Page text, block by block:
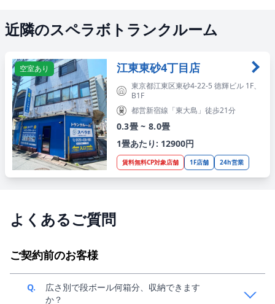
近隣のスペラボトランクルーム
空室あり 江東東砂4丁目店
東京都江東区東砂4-22-5 徳輝ビル 1F、
B1F
都営新宿線「東大島」徒歩21分
0.3畳 ~ 8.0畳
1畳あたり: 12900円
賃料無料CP対象店舗 1F店舗 24h営業
よくあるご質問
ご契約前のお客様
Q.
広さ別で段ボール何箱分、収納できます
か？